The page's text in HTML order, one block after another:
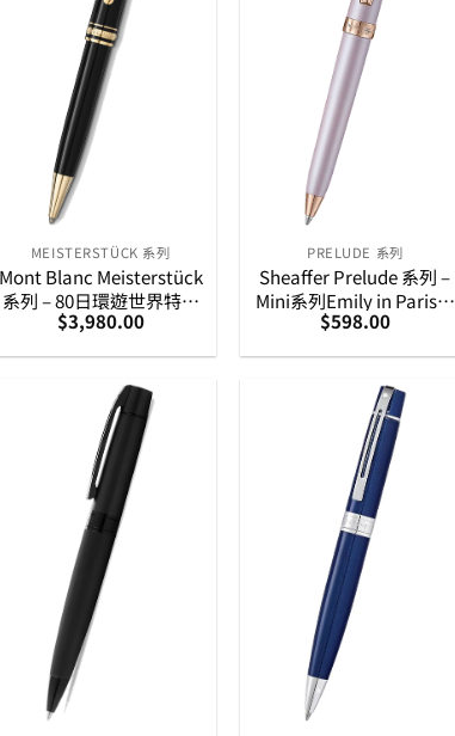
MEISTERSTÜCK 系列
Mont Blanc Meisterstück
系列 – 80日環遊世界特別
版原子筆 (164)
$3,980.00
PRELUDE 系列
Sheaffer Prelude 系列 –
Mini系列Emily in Paris特
別版Swarovski水晶筆頂
$598.00